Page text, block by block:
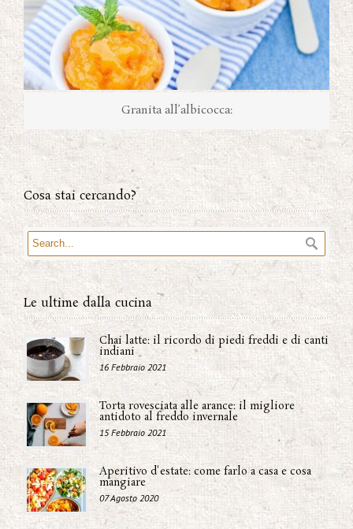
Granita all’albicocca:
Cosa stai cercando?
Le ultime dalla cucina
Chai latte: il ricordo di piedi freddi e di canti
indiani
16 Febbraio 2021
Torta rovesciata alle arance: il migliore
antidoto al freddo invernale
15 Febbraio 2021
Aperitivo d'estate: come farlo a casa e cosa
mangiare
07 Agosto 2020